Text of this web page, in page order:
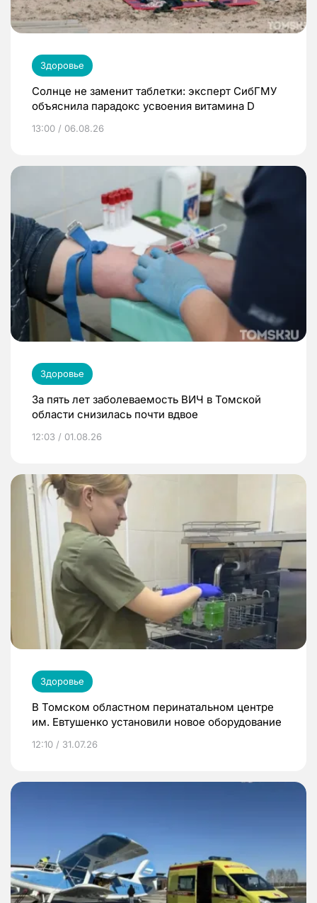
Здоровье
Солнце не заменит таблетки: эксперт СибГМУ
объяснила парадокс усвоения витамина D
13:00 / 06.08.26
Здоровье
За пять лет заболеваемость ВИЧ в Томской
области снизилась почти вдвое
12:03 / 01.08.26
Здоровье
В Томском областном перинатальном центре
им. Евтушенко установили новое оборудование
12:10 / 31.07.26